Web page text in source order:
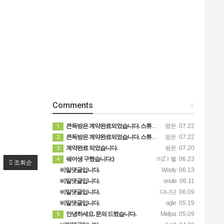
조회순
+
Comments
평온 07.22
1
큰독방은 계약완료되었습니다. 스튜디오같은 가장큰방을 2인동시 또는 혼자서 큰독방으로도 즉시입주 가능합니다.
평온 07.22
2
큰독방은 계약완료되었습니다. 스튜디오같은 가장큰방을 2인동시 또는 혼자서 큰독방으로도 즉시입주 가능합니다.
평온 07.20
3
계약완료 되었습니다.
이Zㅏ벨 06.23
4
쉐어생 구했습니다:)
Wooly 06.13
비밀댓글입니다.
onule 06.11
비밀댓글입니다.
다니단 06.09
비밀댓글입니다.
agle 05.19
비밀댓글입니다.
Meljoa 05.09
5
안녕하세요. 문의 드렸습니다.